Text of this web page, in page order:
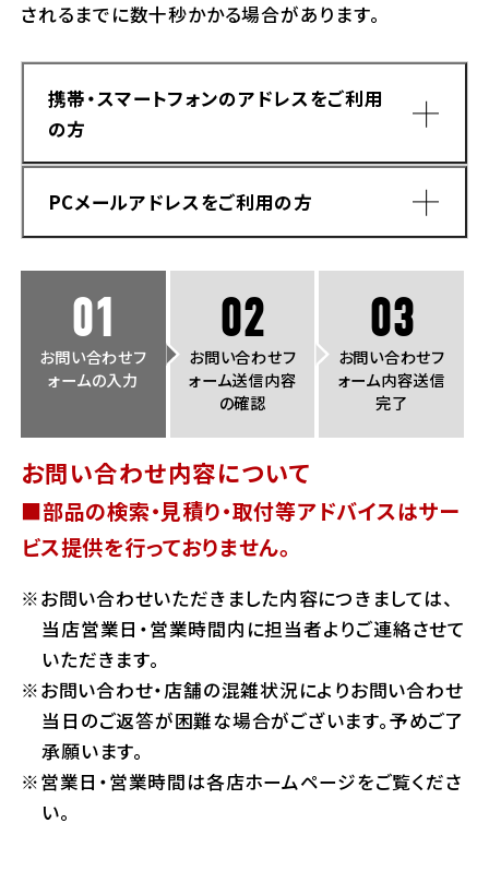
イベント
お問い合わせ
されるまでに数十秒かかる場合があります。
携帯・スマートフォンのアドレスをご利用
の方
ドメイン指定受信手順
PCメールアドレスをご利用の方
Yahoo!メールをご利用の方
Hotmailをご利用の方
Gmailをご利用の方
01
お問い合わせフ
ォームの入力
02
お問い合わせフ
ォーム送信内容
の確認
03
お問い合わせフ
ォーム内容送信
完了
お問い合わせ内容について
■部品の検索・見積り・取付等アドバイスはサー
ビス提供を行っておりません。
お問い合わせいただきました内容につきましては、
当店営業日・営業時間内に担当者よりご連絡させて
いただきます。
お問い合わせ・店舗の混雑状況によりお問い合わせ
当日のご返答が困難な場合がございます。予めご了
承願います。
営業日・営業時間は各店ホームページをご覧くださ
い。
福島県
ホンダドリーム 板橋
ホンダドリーム 大田
ホンダドリーム 立川
ホンダドリーム 磯子
ホンダドリーム 横浜都筑
ホンダドリーム 横浜旭
ホンダドリーム 川崎宮前
千葉県
ホンダドリーム 船橋
ホンダドリーム 松戸
ホンダドリーム 名古屋東
ホンダドリーム 豊橋
ホンダドリーム 名古屋上小田井
ホンダドリーム 岐阜
ホンダドリーム 東淀川
京都府
ホンダドリーム 京都伏見
ホンダドリーム 京都北山
ホンダドリーム 神戸灘
ホンダドリーム 尼崎
ホンダドリーム 姫路
ホンダドリーム 西宮甲子園
奈良県
ホンダドリーム 奈良
徳島県
ホンダドリーム 高松
ホンダドリーム 福岡春日
熊本県
ホンダドリーム 熊本